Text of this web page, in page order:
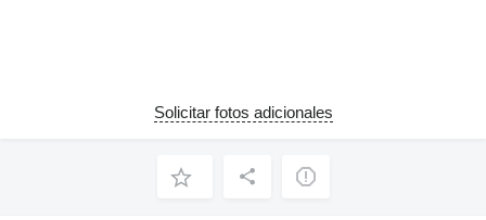
Solicitar fotos adicionales